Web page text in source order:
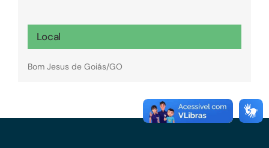
Local
Bom Jesus de Goiás/GO